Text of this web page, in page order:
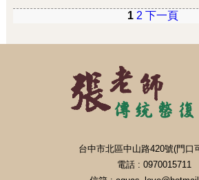
1 2 下一頁
台中市北區中山路420號(門口
電話 : 0970015711
按摩,台中按摩,台中按摩推薦,中區按摩,